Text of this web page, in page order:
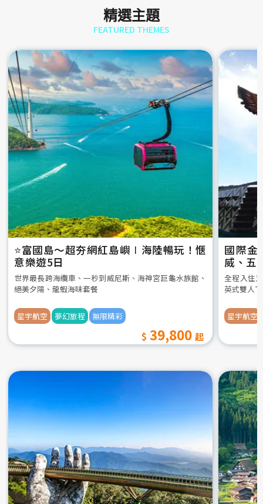
精選主題
FEATURED THEMES
⭐️富國島～超夯網紅島嶼∣海陸暢玩！愜
意樂遊5日
世界最長跨海纜車、一秒到威尼斯、海神宮巨龜水族館、
絕美夕陽、龍蝦海味套餐
星宇航空 夢幻旅程 無限精彩
39,800
國際金
威、五
全程入住
英式雙人
星宇航空